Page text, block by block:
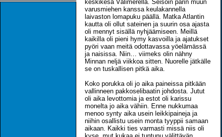
keskikesä Välimerellä. Seisoin parin muun
varusmiehen kanssa keulakannella
laivaston lomapuku päällä. Matka Atlantin
kautta oli ollut sateinen ja suurin osa ajasta
oli mennyt sisällä nyhjäämiseen. Meillä
kaikilla oli pieni hymy kasvoilla ja ajatukset
pyöri vaan meitä odottavassa yöelämässä
ja naisissa. Niin… viimeks olin nähny
Minnan neljä viikkoa sitten. Nuorelle jätkälle
se on tuskallisen pitkä aika.
Koko porukka oli jo aika paineissa pitkään
vallinneen pakkoselibaatin johdosta. Jutut
oli aika levottomia ja estot oli karissu
monelta jo aika vähiin. Enne nukkumaa
menoo synty aika usein leikkipaineja ja
niihin osallistu usein monta tyyppii samaan
aikaan. Kaikki ties varmasti missä niis oli